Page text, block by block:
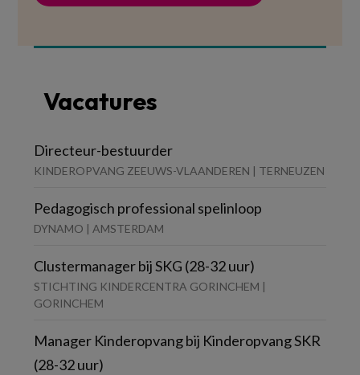
Vacatures
Directeur-bestuurder
KINDEROPVANG ZEEUWS-VLAANDEREN | TERNEUZEN
Pedagogisch professional spelinloop
DYNAMO | AMSTERDAM
Clustermanager bij SKG (28-32 uur)
STICHTING KINDERCENTRA GORINCHEM |
GORINCHEM
Manager Kinderopvang bij Kinderopvang SKR
(28-32 uur)